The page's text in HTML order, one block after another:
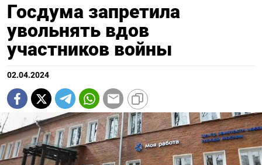
Госдума запретила
увольнять вдов
участников войны
02.04.2024